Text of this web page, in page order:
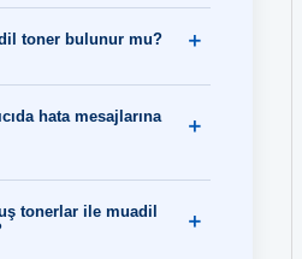
toner bulunur mu?
hata mesajlarına
tonerlar ile muadil